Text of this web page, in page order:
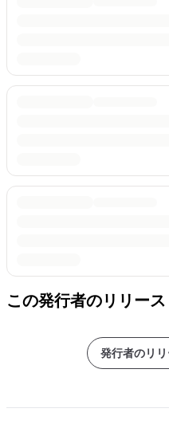
この発行者のリリース
発行者のリ